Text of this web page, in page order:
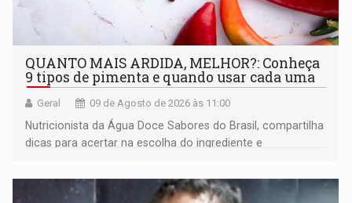
QUANTO MAIS ARDIDA, MELHOR?: Conheça
9 tipos de pimenta e quando usar cada uma
Geral 09 de Agosto de 2026 às 11:00
Nutricionista da Água Doce Sabores do Brasil, compartilha
dicas para acertar na escolha do ingrediente e